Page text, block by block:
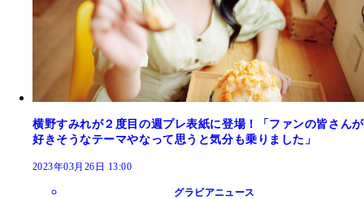
横野すみれが２度目の週プレ表紙に登場！「ファンの皆さんが
好きそうなテーマやなって思うと気分も乗りました」
2023年03月26日 13:00
グラビアニュース